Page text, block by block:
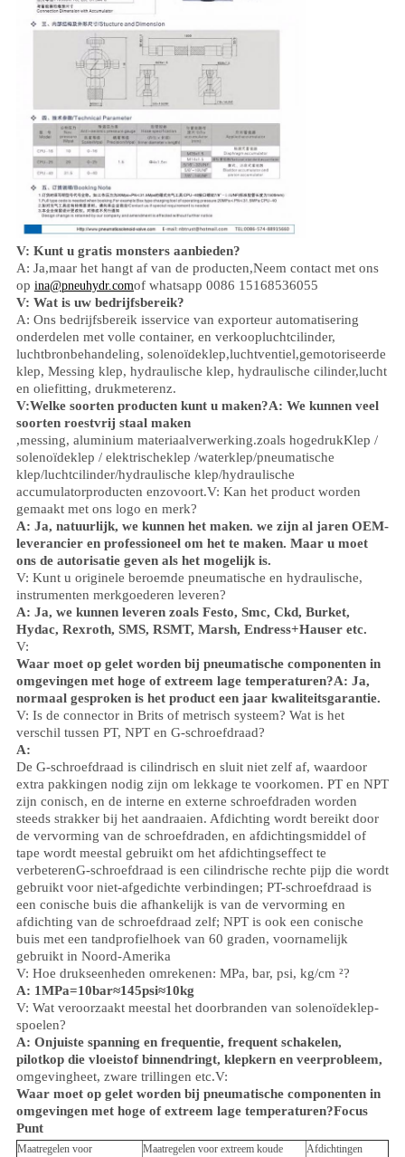
V: Kunt u gratis monsters aanbieden?
A: Ja,maar het hangt af van de producten,Neem contact met ons
op ina@pneuhydr.comof whatsapp 0086 15168536055
V: Wat is uw bedrijfsbereik?
A: Ons bedrijfsbereik isservice van exporteur automatisering
onderdelen met volle container, en verkoopluchtcilinder,
luchtbronbehandeling, solenoïdeklep,luchtventiel,gemotoriseerde
klep, Messing klep, hydraulische klep, hydraulische cilinder,lucht
en oliefitting, drukmeterenz.
V:Welke soorten producten kunt u maken?A: We kunnen veel
soorten roestvrij staal maken
,messing, aluminium materiaalverwerking.zoals hogedrukKlep /
solenoïdeklep / elektrischeklep /waterklep/pneumatische
klep/luchtcilinder/hydraulische klep/hydraulische
accumulatorproducten enzovoort.V: Kan het product worden
gemaakt met ons logo en merk?
A: Ja, natuurlijk, we kunnen het maken. we zijn al jaren OEM-
leverancier en professioneel om het te maken. Maar u moet
ons de autorisatie geven als het mogelijk is.
V: Kunt u originele beroemde pneumatische en hydraulische,
instrumenten merkgoederen leveren?
A: Ja, we kunnen leveren zoals Festo, Smc, Ckd, Burket,
Hydac, Rexroth, SMS, RSMT, Marsh, Endress+Hauser etc.
V:
Waar moet op gelet worden bij pneumatische componenten in
omgevingen met hoge of extreem lage temperaturen?A: Ja,
normaal gesproken is het product een jaar kwaliteitsgarantie.
V: Is de connector in Brits of metrisch systeem? Wat is het
verschil tussen PT, NPT en G-schroefdraad?
A:
De G-schroefdraad is cilindrisch en sluit niet zelf af, waardoor
extra pakkingen nodig zijn om lekkage te voorkomen. PT en NPT
zijn conisch, en de interne en externe schroefdraden worden
steeds strakker bij het aandraaien. Afdichting wordt bereikt door
de vervorming van de schroefdraden, en afdichtingsmiddel of
tape wordt meestal gebruikt om het afdichtingseffect te
verbeterenG-schroefdraad is een cilindrische rechte pijp die wordt
gebruikt voor niet-afgedichte verbindingen; PT-schroefdraad is
een conische buis die afhankelijk is van de vervorming en
afdichting van de schroefdraad zelf; NPT is ook een conische
buis met een tandprofielhoek van 60 graden, voornamelijk
gebruikt in Noord-Amerika
V: Hoe drukseenheden omrekenen: MPa, bar, psi, kg/cm ²?
A: 1MPa=10bar≈145psi≈10kg
V: Wat veroorzaakt meestal het doorbranden van solenoïdeklep-
spoelen?
A: Onjuiste spanning en frequentie, frequent schakelen,
pilotkop die vloeistof binnendringt, klepkern en veerprobleem,
omgevingheet, zware trillingen etc.V:
Waar moet op gelet worden bij pneumatische componenten in
omgevingen met hoge of extreem lage temperaturen?Focus
Punt
Maatregelen voor
Maatregelen voor extreem koude
Afdichtingen